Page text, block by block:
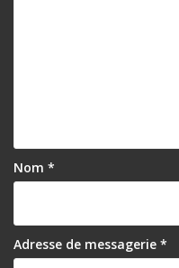
l
’
a
r
Nom *
Adresse de messagerie *